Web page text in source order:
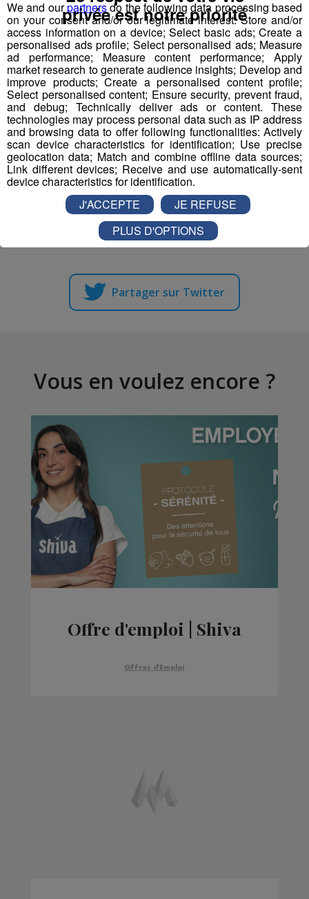
Mardi et jeudi : 17h-19h
Mercredi : 14h-19h
Vendredi: 17h-21h
Samedi : 10h-12h / 14h-21h
Dimanche : 10h-12h / 14h-19h
En période de vacances scolaires (zone A)
Du dimanche au jeudi : 10h-12h / 14h-19h
Vendredi et samedi : 10h-12h / 14h-21h
Partager sur Facebook
Partager sur Twitter
Vous en voulez encore ?
Offre d'emploi | Shiva
Offres d'Emploi
We and ourpartnersdo the following data processing based
on your consent and/or our legitimate interest: Store and/or
access information on a device; Select basic ads; Create a
personalised ads profile; Select personalised ads; Measure
ad performance; Measure content performance; Apply
market research to generate audience insights; Develop and
improve products; Create a personalised content profile;
Select personalised content; Ensure security, prevent fraud,
and debug; Technically deliver ads or content. These
technologies may process personal data such as IP address
and browsing data to offer following functionalities: Actively
scan device characteristics for identification; Use precise
geolocation data; Match and combine offline data sources;
Link different devices; Receive and use automatically-sent
device characteristics for identification.
privée est notre priorité
J'ACCEPTE
JE REFUSE
PLUS D'OPTIONS